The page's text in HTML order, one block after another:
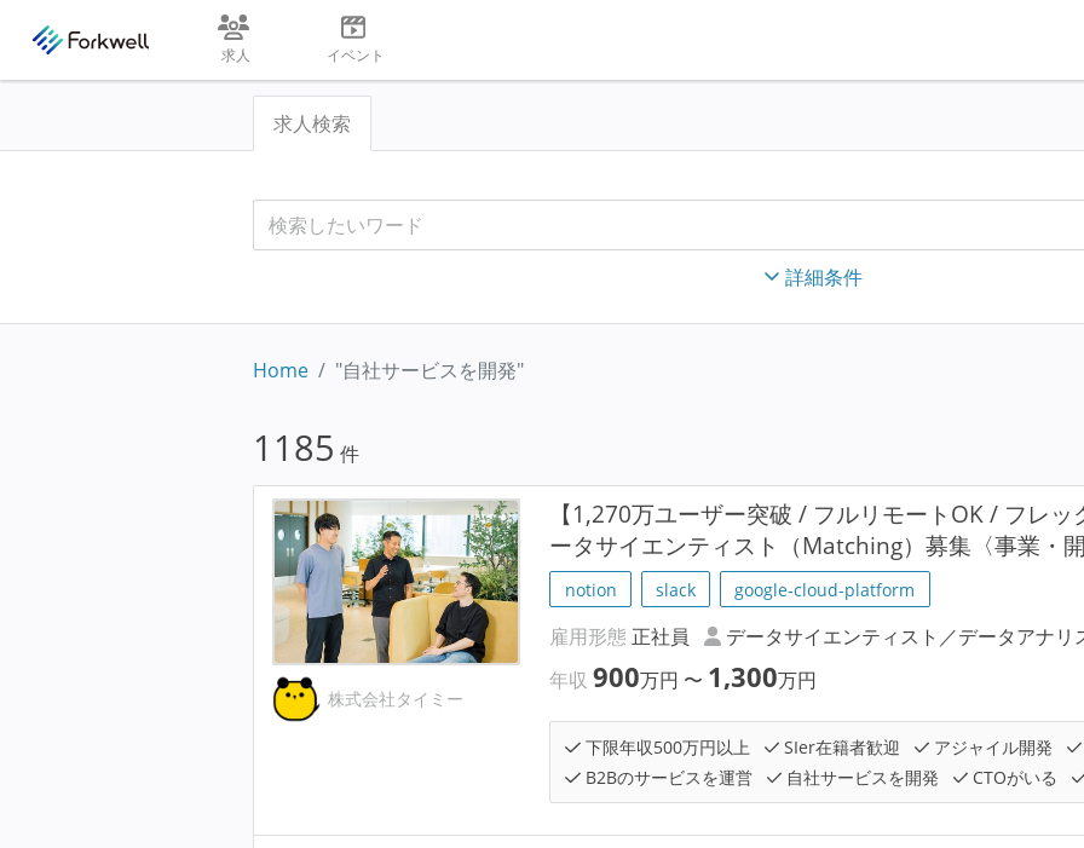
求人 イベント
求人検索
詳細条件
Home "自社サービスを開発"
1185 件
株式会社タイミー
【1,270万ユーザー突破 / フルリモートOK / フレ
ータサイエンティスト（Matching）募集〈事業・
notion slack google-cloud-platform
雇用形態 正社員
データサイエンティスト／データアナリ
年収900万円 〜 1,300万円
下限年収500万円以上 SIer在籍者歓迎 アジャイル開発
B2Bのサービスを運営
自社サービスを開発 CTOがいる